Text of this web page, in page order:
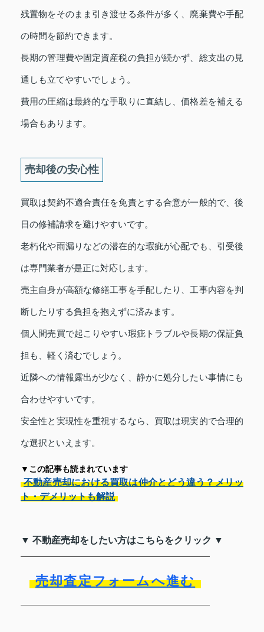
残置物をそのまま引き渡せる条件が多く、廃棄費や手配
の時間を節約できます。
長期の管理費や固定資産税の負担が続かず、総支出の見
通しも立てやすいでしょう。
費用の圧縮は最終的な手取りに直結し、価格差を補える
場合もあります。
売却後の安心性
買取は契約不適合責任を免責とする合意が一般的で、後
日の修補請求を避けやすいです。
老朽化や雨漏りなどの潜在的な瑕疵が心配でも、引受後
は専門業者が是正に対応します。
売主自身が高額な修繕工事を手配したり、工事内容を判
断したりする負担を抱えずに済みます。
個人間売買で起こりやすい瑕疵トラブルや長期の保証負
担も、軽く済むでしょう。
近隣への情報露出が少なく、静かに処分したい事情にも
合わせやすいです。
安全性と実現性を重視するなら、買取は現実的で合理的
な選択といえます。
▼この記事も読まれています
不動産売却における買取は仲介とどう違う？メリッ
ト・デメリットも解説
▼ 不動産売却をしたい方はこちらをクリック ▼
売却査定フォームへ進む